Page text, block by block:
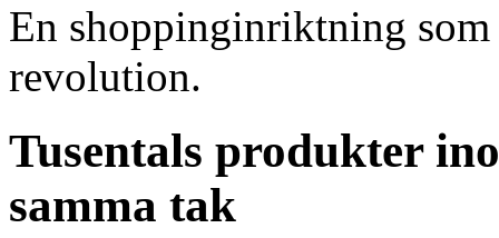
En shoppinginriktning
revolution.
Tusentals produkter
samma tak